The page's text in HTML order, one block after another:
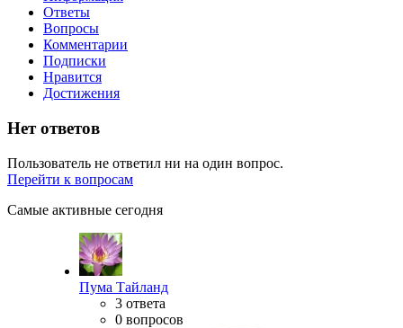
Ответы
Вопросы
Комментарии
Подписки
Нравится
Достижения
Нет ответов
Пользователь не ответил ни на один вопрос.
Перейти к вопросам
Самые активные сегодня
Пума Тайланд
3 ответа
0 вопросов